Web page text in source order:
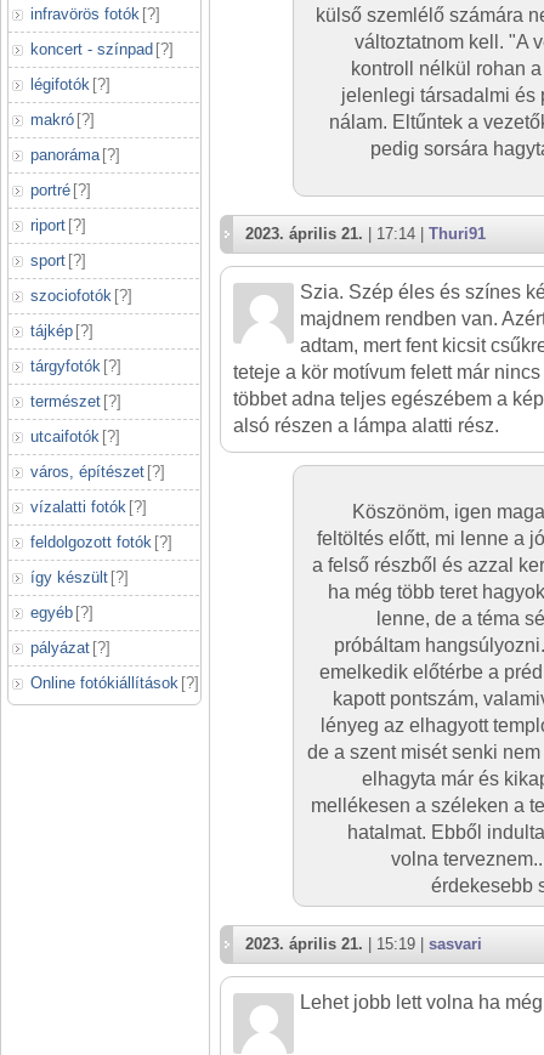
infravörös fotók [?]
koncert - színpad [?]
légifotók [?]
makró [?]
panoráma [?]
portré [?]
riport [?]
sport [?]
szociofotók [?]
tájkép [?]
tárgyfotók [?]
természet [?]
utcaifotók [?]
város, építészet [?]
vízalatti fotók [?]
feldolgozott fotók [?]
így készült [?]
egyéb [?]
pályázat [?]
Online fotókiállítások [?]
külső szemlélő számára
változtatnom kell. "A
kontroll nélkül rohan
jelenlegi társadalmi és
nálam. Eltűntek a
pedig sorsára
2023. április 21. | 17:14 | Thuri91
Szia. Szép éles és színes
majdnem rendben van.
adtam, mert fent kicsit
teteje a kör motívum felett már
többet adna teljes egészébem a
alsó részen a lámpa alatti rész.
Köszönöm, igen
feltöltés előtt, mi lenne a
a felső részből és azzal
ha még több teret
lenne, de a téma
próbáltam
emelkedik előtérbe a
kapott pontszám,
lényeg az elhagyott
de a szent misét senki
elhagyta már és
mellékesen a széleken a
hatalmat. Ebből
volna
érdekesebb
2023. április 21. | 15:19 | sasvari
Lehet jobb lett volna ha